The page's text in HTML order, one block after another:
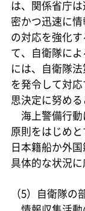
は、関係省庁
密かつ迅速に
の対応を強化
て、自衛隊に
には、自衛隊
を発令して対
思決定に努める
海上警備行動
原則をはじめ
日本籍船か外
具体的な状況に
（5）自衛隊の